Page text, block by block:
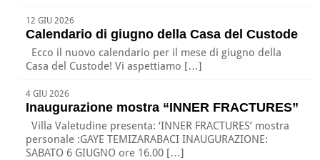
12 GIU 2026
Calendario di giugno della Casa del Custode
Ecco il nuovo calendario per il mese di giugno della
Casa del Custode! Vi aspettiamo […]
4 GIU 2026
Inaugurazione mostra “INNER FRACTURES”
Villa Valetudine presenta: ‘INNER FRACTURES’ mostra
personale :GAYE TEMIZARABACI INAUGURAZIONE:
SABATO 6 GIUGNO ore 16.00 […]